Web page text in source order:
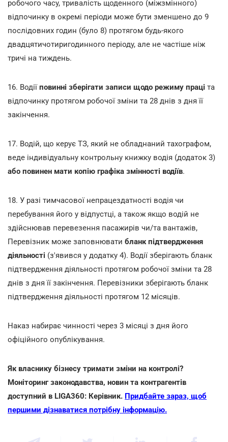
робочого часу, тривалість щоденного (міжзмінного)
відпочинку в окремі періоди може бути зменшено до 9
послідовних годин (було 8) протягом будь-якого
двадцятичотиригодинного періоду, але не частіше ніж
тричі на тиждень.
16. Водії повинні зберігати записи щодо режиму праці та
відпочинку протягом робочої зміни та 28 днів з дня її
закінчення.
17. Водій, що керує ТЗ, який не обладнаний тахографом,
веде індивідуальну контрольну книжку водія (додаток 3)
або повинен мати копію графіка змінності водіїв.
18. У разі тимчасової непрацездатності водія чи
перебування його у відпустці, а також якщо водій не
здійснював перевезення пасажирів чи/та вантажів,
Перевізник може заповнювати бланк підтвердження
діяльності (з'явився у додатку 4). Водії зберігають бланк
підтвердження діяльності протягом робочої зміни та 28
днів з дня її закінчення. Перевізники зберігають бланк
підтвердження діяльності протягом 12 місяців.
Наказ набирає чинності через 3 місяці з дня його
офіційного опублікування.
Як власнику бізнесу тримати зміни на контролі?
Моніторинг законодавства, новин та контрагентів
доступний в LIGA360: Керівник. Придбайте зараз, щоб
першими дізнаватися потрібну інформацію.